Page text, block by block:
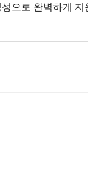
으로 완벽하게 지